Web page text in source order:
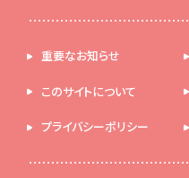
重要なお知らせ
このサイトについて
プライバシーポリシー